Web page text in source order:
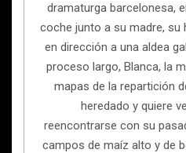
dramaturga barcelonesa,
coche junto a su madre, su
en dirección a una aldea
proceso largo, Blanca, la
mapas de la repartición
heredado y quiere
reencontrarse con su
campos de maíz alto y de